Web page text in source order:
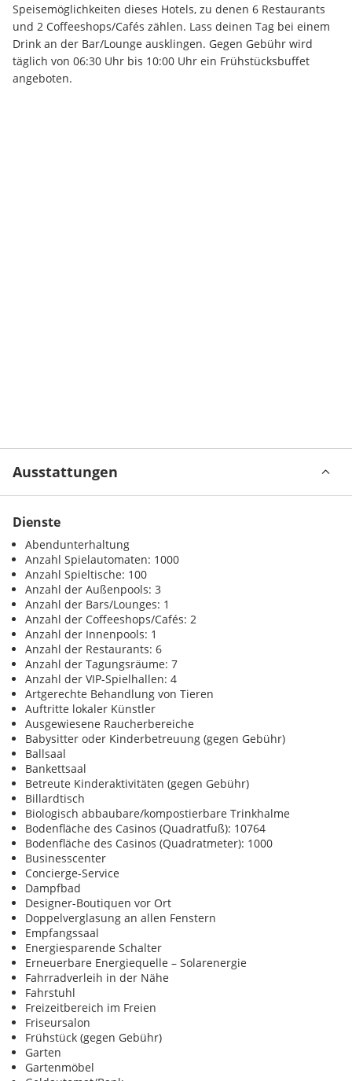
Speisemöglichkeiten dieses Hotels, zu denen 6 Restaurants
und 2 Coffeeshops/Cafés zählen. Lass deinen Tag bei einem
Drink an der Bar/Lounge ausklingen. Gegen Gebühr wird
täglich von 06:30 Uhr bis 10:00 Uhr ein Frühstücksbuffet
angeboten.
Ausstattungen
Dienste
Abendunterhaltung
Anzahl Spielautomaten: 1000
Anzahl Spieltische: 100
Anzahl der Außenpools: 3
Anzahl der Bars/Lounges: 1
Anzahl der Coffeeshops/Cafés: 2
Anzahl der Innenpools: 1
Anzahl der Restaurants: 6
Anzahl der Tagungsräume: 7
Anzahl der VIP-Spielhallen: 4
Artgerechte Behandlung von Tieren
Auftritte lokaler Künstler
Ausgewiesene Raucherbereiche
Babysitter oder Kinderbetreuung (gegen Gebühr)
Ballsaal
Bankettsaal
Betreute Kinderaktivitäten (gegen Gebühr)
Billardtisch
Biologisch abbaubare/kompostierbare Trinkhalme
Bodenfläche des Casinos (Quadratfuß): 10764
Bodenfläche des Casinos (Quadratmeter): 1000
Businesscenter
Concierge-Service
Dampfbad
Designer-Boutiquen vor Ort
Doppelverglasung an allen Fenstern
Empfangssaal
Energiesparende Schalter
Erneuerbare Energiequelle – Solarenergie
Fahrradverleih in der Nähe
Fahrstuhl
Freizeitbereich im Freien
Friseursalon
Frühstück (gegen Gebühr)
Garten
Gartenmöbel